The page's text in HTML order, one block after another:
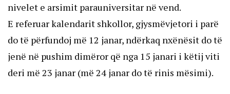
nivelet e arsimit parauniversitar në vend.
E referuar kalendarit shkollor, gjysmëvjetori i parë
do të përfundoj më 12 janar, ndërkaq nxënësit do të
jenë në pushim dimëror që nga 15 janari i këtij viti
deri më 23 janar (më 24 janar do të rinis mësimi).